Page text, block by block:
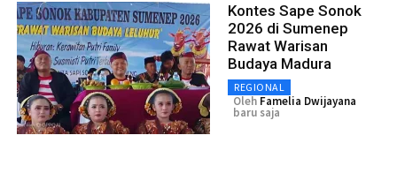
Kontes Sape Sonok
2026 di Sumenep
Rawat Warisan
Budaya Madura
REGIONAL
Oleh Famelia Dwijayana
baru saja